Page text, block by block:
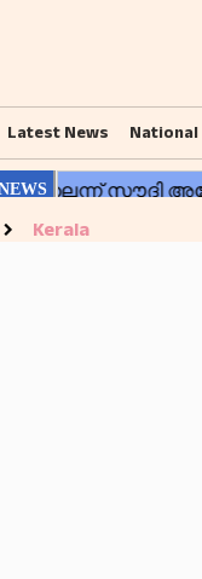
Latest News National
Kerala